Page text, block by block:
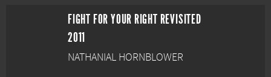
FIGHT FOR YOUR RIGHT REVISITED
2011
NATHANIAL HORNBLOWER